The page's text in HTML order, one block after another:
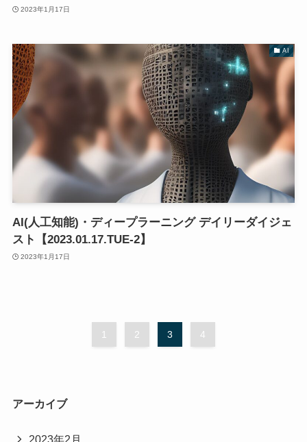
2023年1月17日
AI
AI(人工知能)・ディープラーニング デイリーダイジェ
スト【2023.01.17.TUE-2】
2023年1月17日
1 2 3 4
アーカイブ
2023年2月